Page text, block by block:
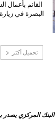
القائم بأعمال
البصرة في
تحميل أكثر
البنك المركزي يصدر